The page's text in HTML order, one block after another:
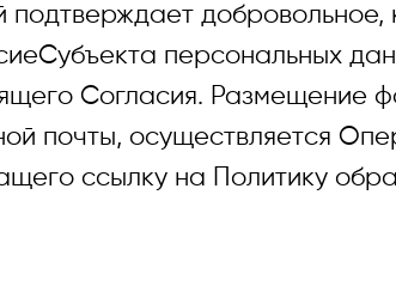
добровольное,
персональных
Согласия. Размещение
почты, осуществляется
ссылку на Политику